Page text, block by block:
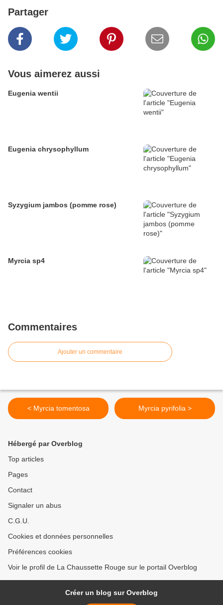
Partager
Vous aimerez aussi
Eugenia wentii
Eugenia chrysophyllum
Syzygium jambos (pomme rose)
Myrcia sp4
Commentaires
Ajouter un commentaire
< Myrcia tomentosa Myrcia pyrifolia >
Hébergé par Overblog
Top articles
Pages
Contact
Signaler un abus
C.G.U.
Cookies et données personnelles
Préférences cookies
Voir le profil de La Chaussette Rouge sur le portail Overblog
Créer un blog sur Overblog